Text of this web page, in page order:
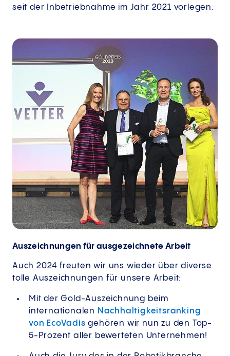
seit der Inbetriebnahme im Jahr 2021 vorlegen.
Auszeichnungen für ausgezeichnete Arbeit
Auch 2024 freuten wir uns wieder über diverse
tolle Auszeichnungen für unsere Arbeit:
Mit der Gold-Auszeichnung beim
internationalen Nachhaltigkeitsranking
von EcoVadis gehören wir nun zu den Top-
5-Prozent aller bewerteten Unternehmen!